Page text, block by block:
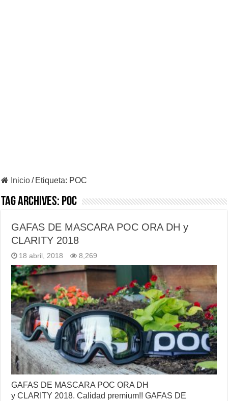
Inicio/ Etiqueta: POC
Tag Archives: POC
GAFAS DE MASCARA POC ORA DH y
CLARITY 2018
18 abril, 2018 8,269
GAFAS DE MASCARA POC ORA DH
y CLARITY 2018. Calidad premium!! GAFAS DE